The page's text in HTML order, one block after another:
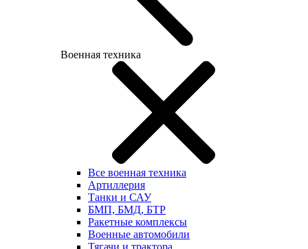
Военная техника
Все военная техника
Артиллерия
Танки и САУ
БМП, БМД, БТР
Ракетные комплексы
Военные автомобили
Тягачи и трактора